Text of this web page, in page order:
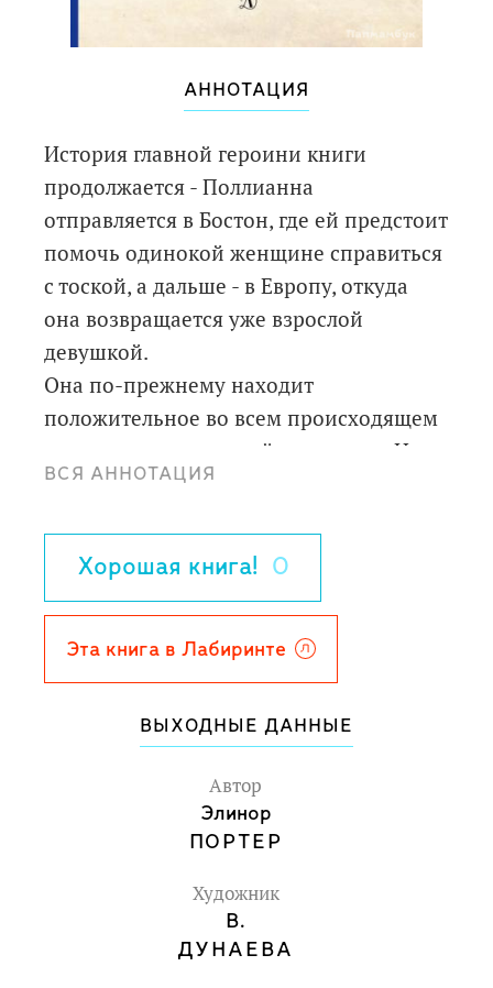
АННОТАЦИЯ
История главной героини книги
продолжается - Поллианна
отправляется в Бостон, где ей предстоит
помочь одинокой женщине справиться
с тоской, а дальше - в Европу, откуда
она возвращается уже взрослой
девушкой.
Она по-прежнему находит
положительное во всем происходящем
и меняет жизни людей к лучшему. Но
сможет ли девушка, ставшая
себе?
Для среднего школьного возраста.
ВСЯ АННОТАЦИЯ
Хорошая книга! 0
Эта книга в Лабиринте
ВЫХОДНЫЕ ДАННЫЕ
Автор
Элинор
ПОРТЕР
Художник
В.
ДУНАЕВА